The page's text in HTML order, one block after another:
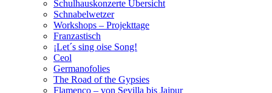
Schulhauskonzerte Übersicht
Schnabelwetzer
Workshops – Projekttage
Franzastisch
¡Let´s sing oise Song!
Ceol
Germanofolies
The Road of the Gypsies
Flamenco – von Sevilla bis Jajpur